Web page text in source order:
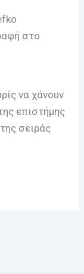
στο
να χάνουν
επιστήμης
σειράς